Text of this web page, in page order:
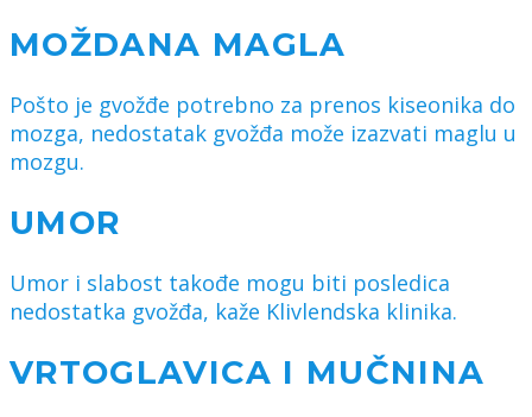
MOŽDANA MAGLA
Pošto je gvožđe potrebno za prenos kiseonika do
mozga, nedostatak gvožđa može izazvati maglu u
mozgu.
UMOR
Umor i slabost takođe mogu biti posledica
nedostatka gvožđa, kaže Klivlendska klinika.
VRTOGLAVICA I MUČNINA